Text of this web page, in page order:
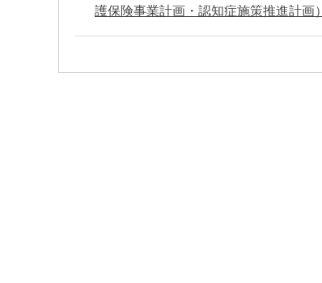
護保険事業計画・認知症施策推進計画）